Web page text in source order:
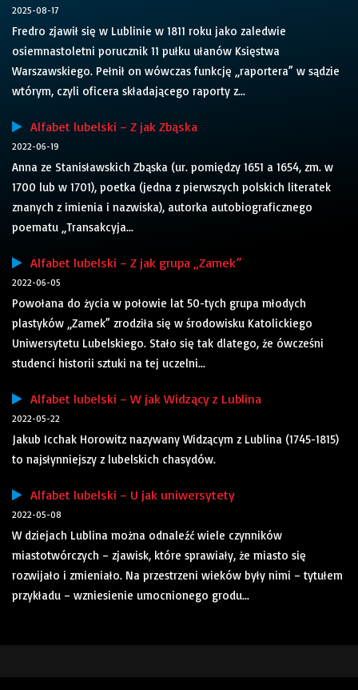
2025-08-17
Fredro zjawił się w Lublinie w 1811 roku jako zaledwie
osiemnastoletni porucznik 11 pułku ułanów Księstwa
Warszawskiego. Pełnił on wówczas funkcję „raportera” w sądzie
wtórym, czyli oficera składającego raporty z...
Alfabet lubelski – Z jak Zbąska
2022-06-19
Anna ze Stanisławskich Zbąska (ur. pomiędzy 1651 a 1654, zm. w
1700 lub w 1701), poetka (jedna z pierwszych polskich literatek
znanych z imienia i nazwiska), autorka autobiograficznego
poematu „Transakcyja...
Alfabet lubelski – Z jak grupa „Zamek”
2022-06-05
Powołana do życia w połowie lat 50-tych grupa młodych
plastyków „Zamek” zrodziła się w środowisku Katolickiego
Uniwersytetu Lubelskiego. Stało się tak dlatego, że ówcześni
studenci historii sztuki na tej uczelni...
Alfabet lubelski – W jak Widzący z Lublina
2022-05-22
Jakub Icchak Horowitz nazywany Widzącym z Lublina (1745-1815)
to najsłynniejszy z lubelskich chasydów.
Alfabet lubelski – U jak uniwersytety
2022-05-08
W dziejach Lublina można odnaleźć wiele czynników
miastotwórczych – zjawisk, które sprawiały, że miasto się
rozwijało i zmieniało. Na przestrzeni wieków były nimi – tytułem
przykładu – wzniesienie umocnionego grodu...